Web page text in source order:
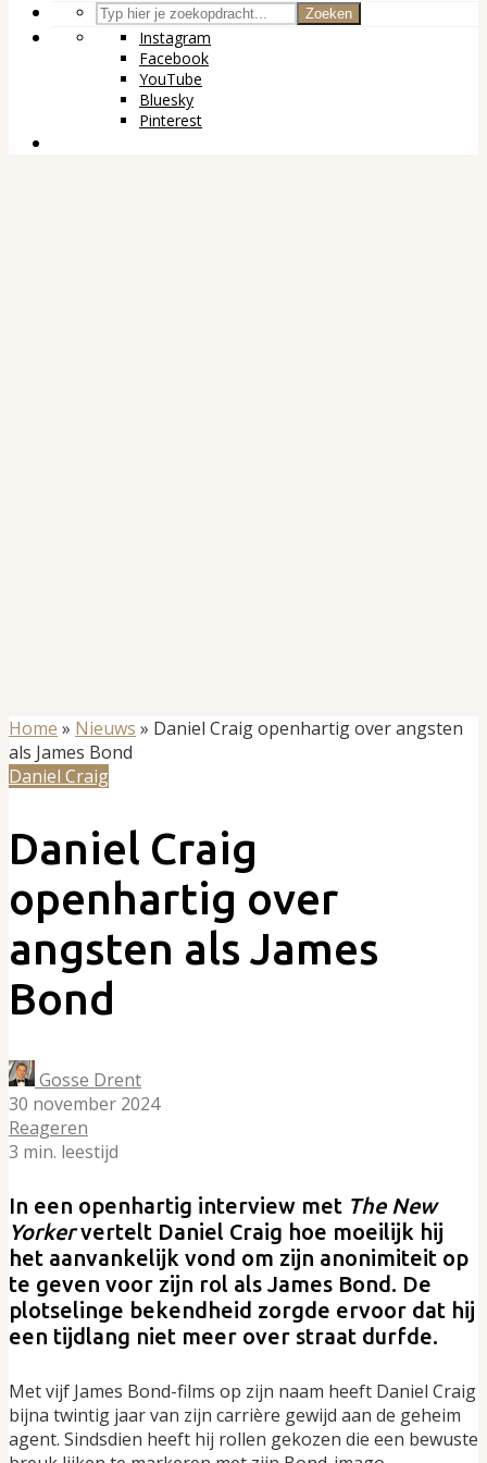
Zoeken
Instagram
Facebook
YouTube
Bluesky
Pinterest
Home » Nieuws » Daniel Craig openhartig over angsten
als James Bond
Daniel Craig
Daniel Craig
openhartig over
angsten als James
Bond
Gosse Drent
30 november 2024
Reageren
3 min. leestijd
In een openhartig interview met The New
Yorkervertelt Daniel Craig hoe moeilijk hij
het aanvankelijk vond om zijn anonimiteit op
te geven voor zijn rol als James Bond. De
plotselinge bekendheid zorgde ervoor dat hij
een tijdlang niet meer over straat durfde.
Met vijf James Bond-films op zijn naam heeft Daniel Craig
bijna twintig jaar van zijn carrière gewijd aan de geheim
agent. Sindsdien heeft hij rollen gekozen die een bewuste